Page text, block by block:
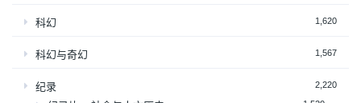
科幻 1,620
科幻与奇幻 1,567
纪录 2,220